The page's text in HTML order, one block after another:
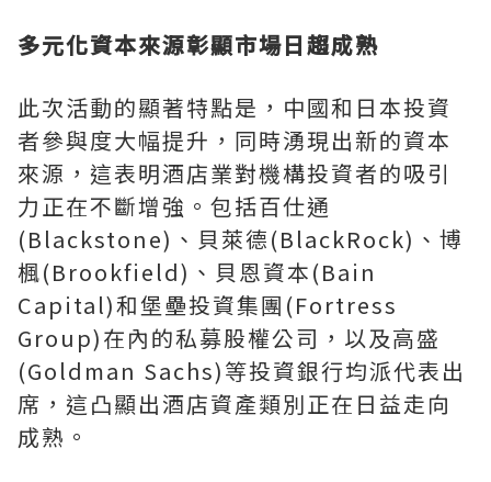
多元化資本來源彰顯市場日趨成熟
此次活動的顯著特點是，中國和日本投資
者參與度大幅提升，同時湧現出新的資本
來源，這表明酒店業對機構投資者的吸引
力正在不斷增強。包括百仕通
(Blackstone)、貝萊德(BlackRock)、博
楓(Brookfield)、貝恩資本(Bain
Capital)和堡壘投資集團(Fortress
Group)在內的私募股權公司，以及高盛
(Goldman Sachs)等投資銀行均派代表出
席，這凸顯出酒店資產類別正在日益走向
成熟。